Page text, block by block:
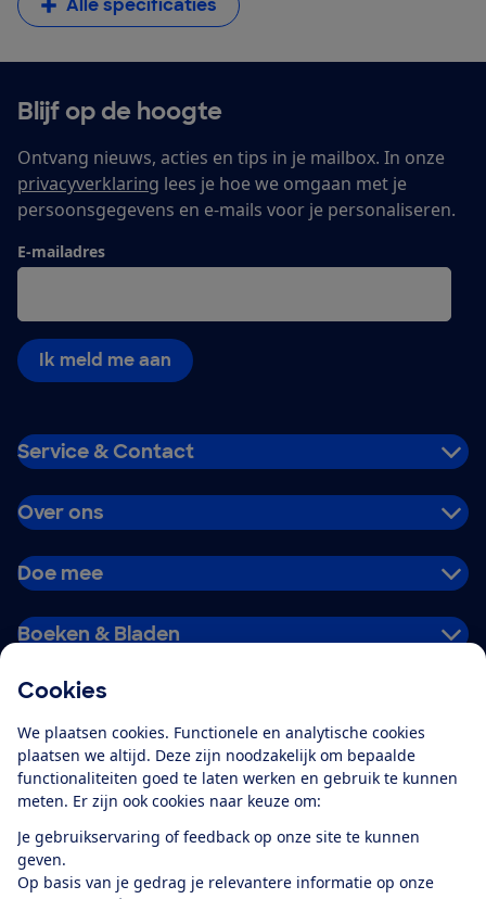
Cookies
We plaatsen cookies. Functionele en analytische cookies
plaatsen we altijd. Deze zijn noodzakelijk om bepaalde
functionaliteiten goed te laten werken en gebruik te kunnen
meten. Er zijn ook cookies naar keuze om:
Je gebruikservaring of feedback op onze site te kunnen
geven.
Op basis van je gedrag je relevantere informatie op onze
Blijf op de hoogte
Ontvang nieuws, acties en tips in je mailbox. In onze
privacyverklaring lees je hoe we omgaan met je
persoonsgegevens en e-mails voor je personaliseren.
E-mailadres
Ik meld me aan
Service & Contact
Over ons
Doe mee
Boeken & Bladen
Alles over de
app